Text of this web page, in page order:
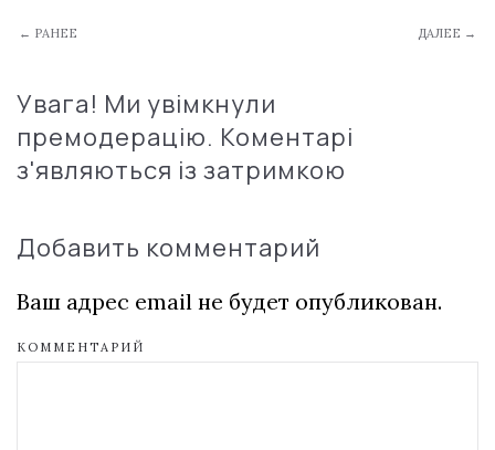
← РАНЕЕ ДАЛЕЕ →
Увага! Ми увімкнули
премодерацію. Коментарі
з'являються із затримкою
Добавить комментарий
Ваш адрес email не будет опубликован.
КОММЕНТАРИЙ